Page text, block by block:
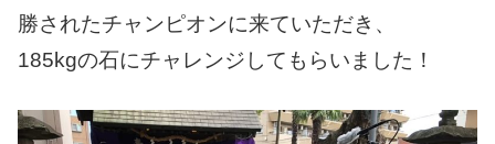
勝されたチャンピオンに来ていただき、
185kgの石にチャレンジしてもらいました！